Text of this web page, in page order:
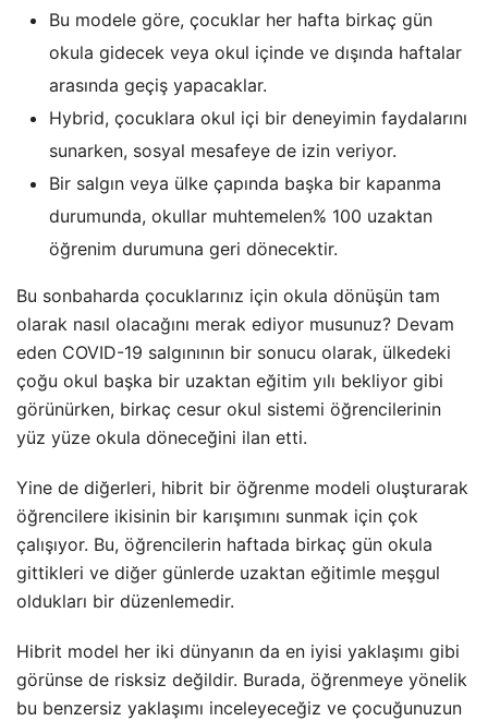
Bu modele göre, çocuklar her hafta birkaç gün
okula gidecek veya okul içinde ve dışında haftalar
arasında geçiş yapacaklar.
Hybrid, çocuklara okul içi bir deneyimin faydalarını
sunarken, sosyal mesafeye de izin veriyor.
Bir salgın veya ülke çapında başka bir kapanma
durumunda, okullar muhtemelen% 100 uzaktan
öğrenim durumuna geri dönecektir.
Bu sonbaharda çocuklarınız için okula dönüşün tam
olarak nasıl olacağını merak ediyor musunuz? Devam
eden COVID-19 salgınının bir sonucu olarak, ülkedeki
çoğu okul başka bir uzaktan eğitim yılı bekliyor gibi
görünürken, birkaç cesur okul sistemi öğrencilerinin
yüz yüze okula döneceğini ilan etti.
Yine de diğerleri, hibrit bir öğrenme modeli oluşturarak
öğrencilere ikisinin bir karışımını sunmak için çok
çalışıyor. Bu, öğrencilerin haftada birkaç gün okula
gittikleri ve diğer günlerde uzaktan eğitimle meşgul
oldukları bir düzenlemedir.
Hibrit model her iki dünyanın da en iyisi yaklaşımı gibi
görünse de risksiz değildir. Burada, öğrenmeye yönelik
bu benzersiz yaklaşımı inceleyeceğiz ve çocuğunuzun